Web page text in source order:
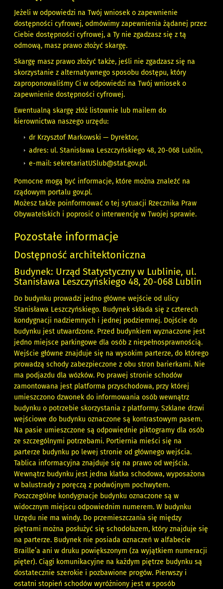
Jeżeli w odpowiedzi na Twój wniosek o zapewnienie
dostępności cyfrowej, odmówimy zapewnienia żądanej przez
Ciebie dostępności cyfrowej, a Ty nie zgadzasz się z tą
odmową, masz prawo złożyć skargę.
Skargę masz prawo złożyć także, jeśli nie zgadzasz się na
skorzystanie z alternatywnego sposobu dostępu, który
zaproponowaliśmy Ci w odpowiedzi na Twój wniosek o
zapewnienie dostępności cyfrowej.
Ewentualną skargę złóż listownie lub mailem do
kierownictwa naszego urzędu:
dr Krzysztof Markowski — Dyrektor,
adres: ul. Stanisława Leszczyńskiego 48, 20-068 Lublin,
e-mail:sekretariatUSlub@stat.gov.pl.
Pomocne mogą być informacje, które można znaleźć na
rządowym portalu gov.pl.
Możesz także poinformować o tej sytuacji Rzecznika Praw
Obywatelskich i poprosić o interwencję w Twojej sprawie.
Pozostałe informacje
Dostępność architektoniczna
Budynek: Urząd Statystyczny w Lublinie, ul.
Stanisława Leszczyńskiego 48, 20-068 Lublin
Do budynku prowadzi jedno główne wejście od ulicy
Stanisława Leszczyńskiego. Budynek składa się z czterech
kondygnacji nadziemnych i jednej podziemnej. Dojście do
budynku jest utwardzone. Przed budynkiem wyznaczone jest
jedno miejsce parkingowe dla osób z niepełnosprawnością.
Wejście główne znajduje się na wysokim parterze, do którego
prowadzą schody zabezpieczone z obu stron barierkami. Nie
ma podjazdu dla wózków. Po prawej stronie schodów
zamontowana jest platforma przyschodowa, przy której
umieszczono dzwonek do informowania osób wewnątrz
budynku o potrzebie skorzystania z platformy. Szklane drzwi
wejściowe do budynku oznaczone są kontrastowym pasem.
Na pasie umieszczone są odpowiednie piktogramy dla osób
ze szczególnymi potrzebami. Portiernia mieści się na
parterze budynku po lewej stronie od głównego wejścia.
Tablica informacyjna znajduje się na prawo od wejścia.
Wewnątrz budynku jest jedna klatka schodowa, wyposażona
w balustrady z poręczą z podwójnym pochwytem.
Poszczególne kondygnacje budynku oznaczone są w
widocznym miejscu odpowiednim numerem. W budynku
Urzędu nie ma windy. Do przemieszczania się między
piętrami można posłużyć się schodołazem, który znajduje się
na parterze. Budynek nie posiada oznaczeń w alfabecie
Braille’a ani w druku powiększonym (za wyjątkiem numeracji
pięter). Ciągi komunikacyjne na każdym piętrze budynku są
dostatecznie szerokie i pozbawione progów. Pierwszy i
ostatni stopień schodów wyróżniony jest w sposób